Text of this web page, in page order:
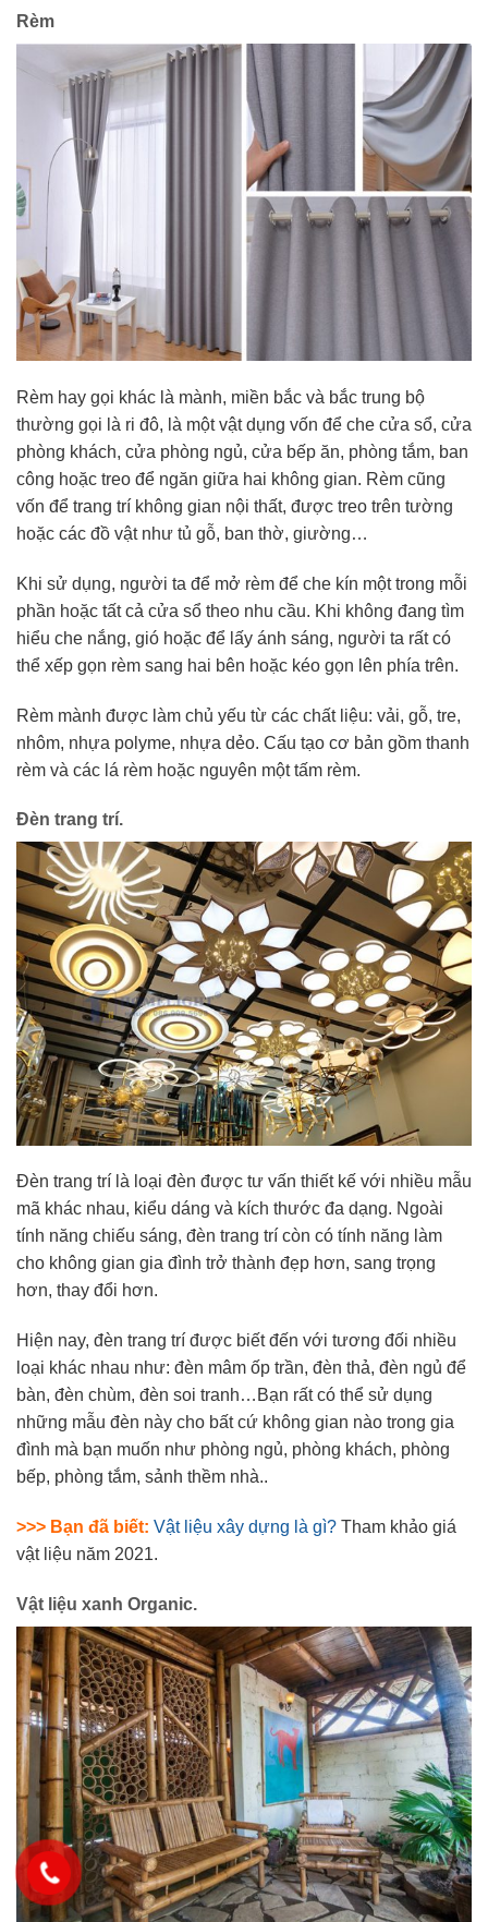
Rèm
Rèm hay gọi khác là mành, miền bắc và bắc trung bộ
thường gọi là ri đô, là một vật dụng vốn để che cửa sổ, cửa
phòng khách, cửa phòng ngủ, cửa bếp ăn, phòng tắm, ban
công hoặc treo để ngăn giữa hai không gian. Rèm cũng
vốn để trang trí không gian nội thất, được treo trên tường
hoặc các đồ vật như tủ gỗ, ban thờ, giường…
Khi sử dụng, người ta để mở rèm để che kín một trong mỗi
phần hoặc tất cả cửa sổ theo nhu cầu. Khi không đang tìm
hiểu che nắng, gió hoặc để lấy ánh sáng, người ta rất có
thể xếp gọn rèm sang hai bên hoặc kéo gọn lên phía trên.
Rèm mành được làm chủ yếu từ các chất liệu: vải, gỗ, tre,
nhôm, nhựa polyme, nhựa dẻo. Cấu tạo cơ bản gồm thanh
rèm và các lá rèm hoặc nguyên một tấm rèm.
Đèn trang trí.
Đèn trang trí là loại đèn được tư vấn thiết kế với nhiều mẫu
mã khác nhau, kiểu dáng và kích thước đa dạng. Ngoài
tính năng chiếu sáng, đèn trang trí còn có tính năng làm
cho không gian gia đình trở thành đẹp hơn, sang trọng
hơn, thay đổi hơn.
Hiện nay, đèn trang trí được biết đến với tương đối nhiều
loại khác nhau như: đèn mâm ốp trần, đèn thả, đèn ngủ để
bàn, đèn chùm, đèn soi tranh…Bạn rất có thể sử dụng
những mẫu đèn này cho bất cứ không gian nào trong gia
đình mà bạn muốn như phòng ngủ, phòng khách, phòng
bếp, phòng tắm, sảnh thềm nhà..
>>> Bạn đã biết: Vật liệu xây dựng là gì? Tham khảo giá
vật liệu năm 2021.
Vật liệu xanh Organic.